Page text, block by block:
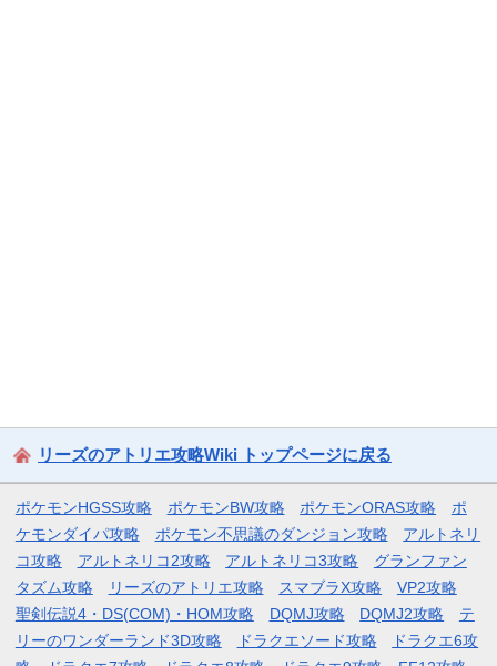
リーズのアトリエ攻略Wiki トップページに戻る
ポケモンHGSS攻略 ポケモンBW攻略 ポケモンORAS攻略
ポ
ケモンダイパ攻略
ポケモン不思議のダンジョン攻略
アルトネリ
コ攻略
アルトネリコ2攻略 アルトネリコ3攻略
グランファン
タズム攻略
リーズのアトリエ攻略 スマブラX攻略
VP2攻略
聖剣伝説4・DS(COM)・HOM攻略
DQMJ攻略 DQMJ2攻略
テ
リーのワンダーランド3D攻略
ドラクエソード攻略
ドラクエ6攻